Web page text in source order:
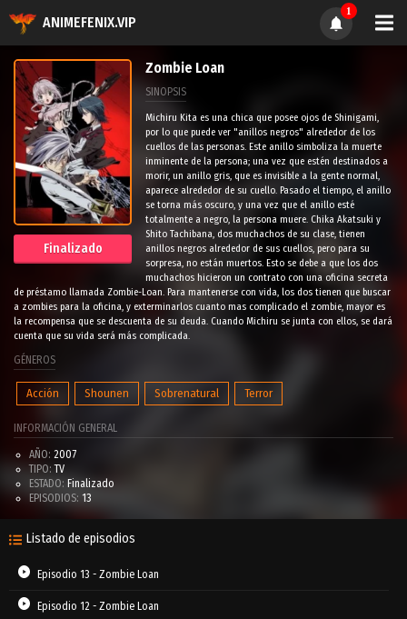
ANIMEFENIX.VIP
1
Finalizado
Zombie Loan
SINOPSIS
Michiru Kita es una chica que posee ojos de Shinigami,
por lo que puede ver "anillos negros" alrededor de los
cuellos de las personas. Este anillo simboliza la muerte
inminente de la persona; una vez que estén destinados a
morir, un anillo gris, que es invisible a la gente normal,
aparece alrededor de su cuello. Pasado el tiempo, el anillo
se torna más oscuro, y una vez que el anillo esté
totalmente a negro, la persona muere. Chika Akatsuki y
Shito Tachibana, dos muchachos de su clase, tienen
anillos negros alrededor de sus cuellos, pero para su
sorpresa, no están muertos. Esto se debe a que los dos
muchachos hicieron un contrato con una oficina secreta
de préstamo llamada Zombie-Loan. Para mantenerse con vida, los dos tienen que buscar
a zombies para la oficina, y exterminarlos cuanto mas complicado el zombie, mayor es
la recompensa que se descuenta de su deuda. Cuando Michiru se junta con ellos, se dará
cuenta que su vida será más complicada.
GÉNEROS
Acción Shounen Sobrenatural Terror
INFORMACIÓN GENERAL
AÑO: 2007
TIPO: TV
ESTADO: Finalizado
EPISODIOS: 13
Listado de episodios
Episodio 13 - Zombie Loan
Episodio 12 - Zombie Loan